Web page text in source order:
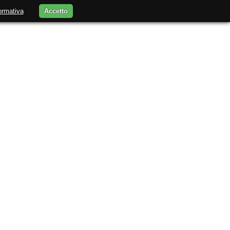
Accetto